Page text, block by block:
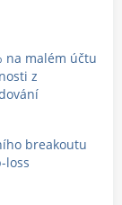
na malém účtu
z
breakoutu
loss